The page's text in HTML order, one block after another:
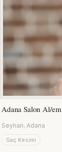
Adana Salon Al/em
Seyhan, Adana
Saç Kesimi